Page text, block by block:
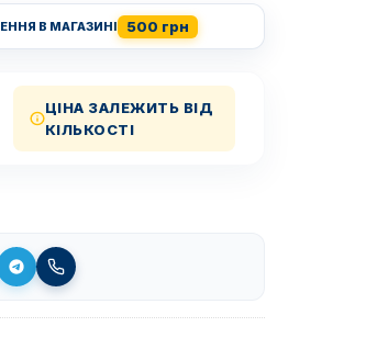
В МАГАЗИНІ 500 грн
ЦІНА ЗАЛЕЖИТЬ ВІД
КІЛЬКОСТІ